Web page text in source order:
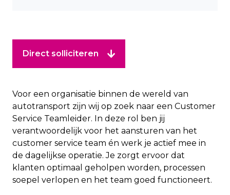
Direct solliciteren
Voor een organisatie binnen de wereld van
autotransport zijn wij op zoek naar een Customer
Service Teamleider. In deze rol ben jij
verantwoordelijk voor het aansturen van het
customer service team én werk je actief mee in
de dagelijkse operatie. Je zorgt ervoor dat
klanten optimaal geholpen worden, processen
soepel verlopen en het team goed functioneert.